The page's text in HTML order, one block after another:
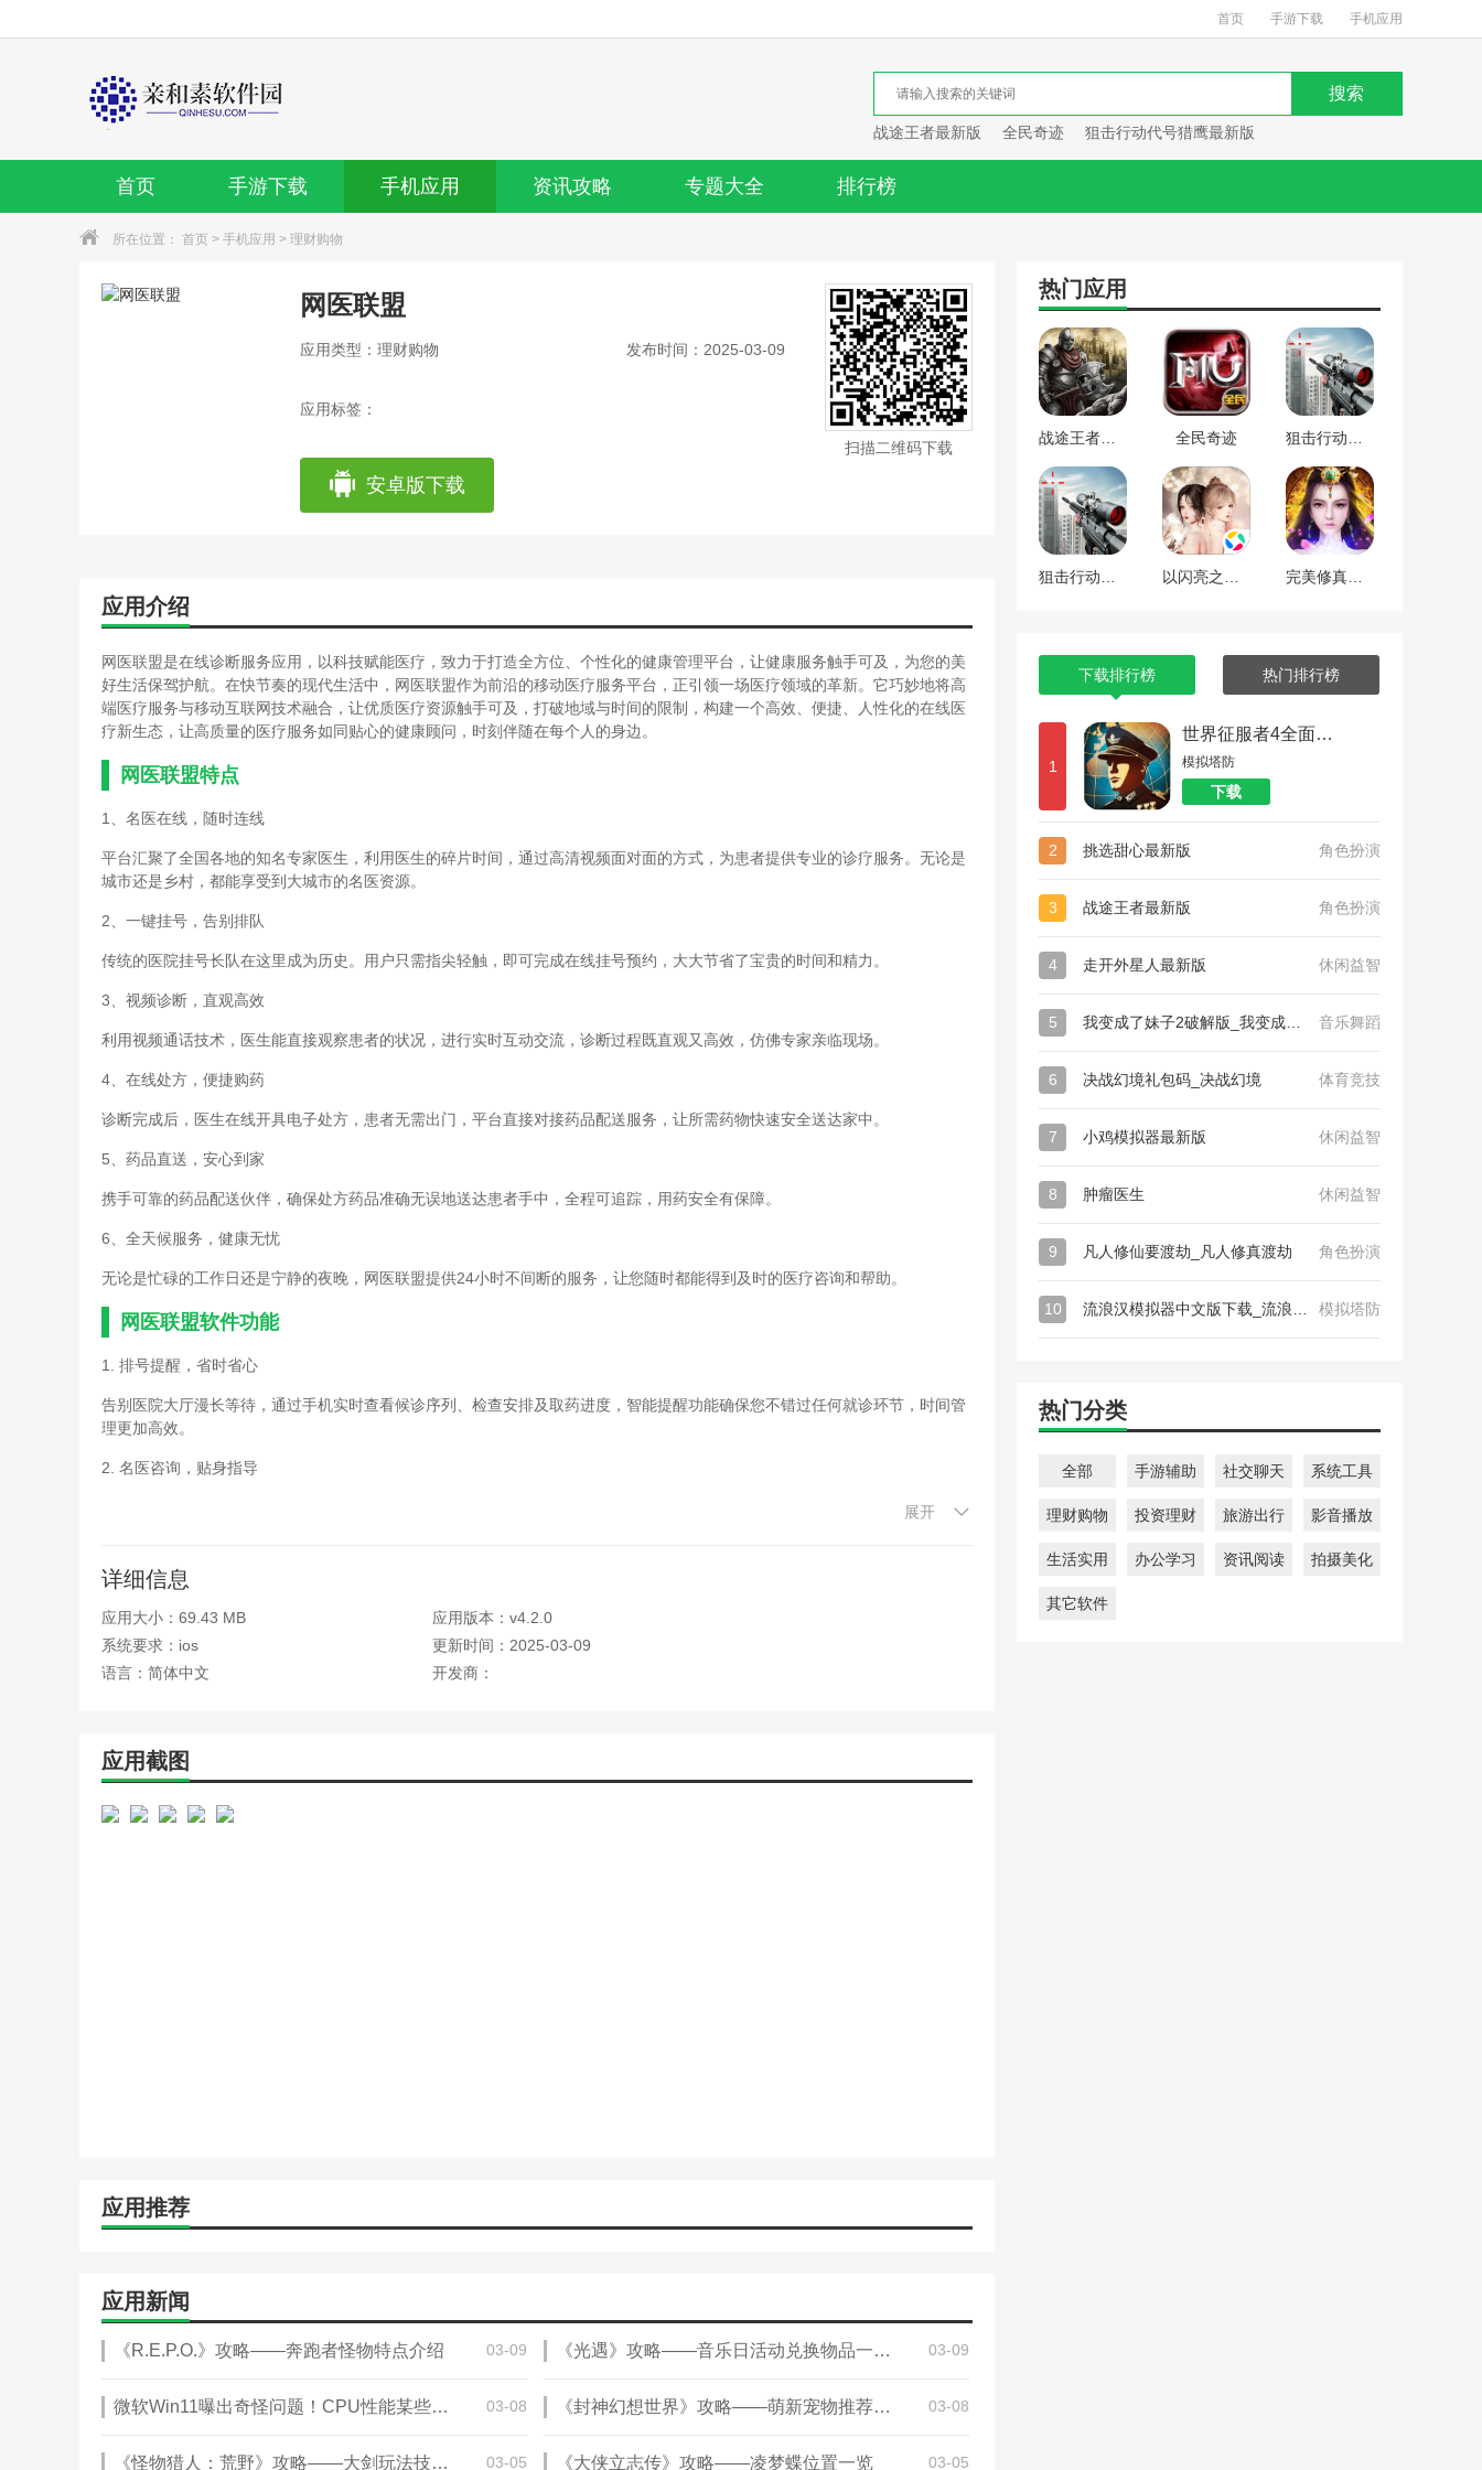
首页 手游下载 手机应用
战途王者最新版 全民奇迹 狙击行动代号猎鹰最新版
首页 手游下载 手机应用 资讯攻略 专题大全 排行榜
所在位置： 首页 > 手机应用 > 理财购物
网医联盟
应用类型：理财购物 发布时间：2025-03-09
应用标签：
安卓版下载
扫描二维码下载
应用介绍
网医联盟是在线诊断服务应用，以科技赋能医疗，致力于打造全方位、个性化的健康管理平台，让健康服务触手可及，为您的美
好生活保驾护航。在快节奏的现代生活中，网医联盟作为前沿的移动医疗服务平台，正引领一场医疗领域的革新。它巧妙地将高
端医疗服务与移动互联网技术融合，让优质医疗资源触手可及，打破地域与时间的限制，构建一个高效、便捷、人性化的在线医
疗新生态，让高质量的医疗服务如同贴心的健康顾问，时刻伴随在每个人的身边。
网医联盟特点
1、名医在线，随时连线
平台汇聚了全国各地的知名专家医生，利用医生的碎片时间，通过高清视频面对面的方式，为患者提供专业的诊疗服务。无论是
城市还是乡村，都能享受到大城市的名医资源。
2、一键挂号，告别排队
传统的医院挂号长队在这里成为历史。用户只需指尖轻触，即可完成在线挂号预约，大大节省了宝贵的时间和精力。
3、视频诊断，直观高效
利用视频通话技术，医生能直接观察患者的状况，进行实时互动交流，诊断过程既直观又高效，仿佛专家亲临现场。
4、在线处方，便捷购药
诊断完成后，医生在线开具电子处方，患者无需出门，平台直接对接药品配送服务，让所需药物快速安全送达家中。
5、药品直送，安心到家
携手可靠的药品配送伙伴，确保处方药品准确无误地送达患者手中，全程可追踪，用药安全有保障。
6、全天候服务，健康无忧
无论是忙碌的工作日还是宁静的夜晚，网医联盟提供24小时不间断的服务，让您随时都能得到及时的医疗咨询和帮助。
网医联盟软件功能
1. 排号提醒，省时省心
告别医院大厅漫长等待，通过手机实时查看候诊序列、检查安排及取药进度，智能提醒功能确保您不错过任何就诊环节，时间管
理更加高效。
2. 名医咨询，贴身指导
搭建患者与专家之间的直通桥梁，看病后可直接绑定主治医生，无论是病情追踪、康复咨询还是日常健康管理，均可随时随地与
3. 预约挂号，便捷高效
足不出户，动动手指即可在几分钟内完成专家号预约，彻底告别排队烦恼，让就医之路从起点就变得轻松顺畅。
4. 手机缴费，快速安全
5. 专业导诊，明明白白就医
茫。
应用特色
2、进入爱心义诊中，在规定时间将需要咨询的问题及时咨询
5、以移动互联网为基础实现了患者可以随时随地就诊，医生可以随时随地出诊
小编评价
展开
详细信息
应用大小：69.43 MB
应用版本：v4.2.0
系统要求：ios
更新时间：2025-03-09
语言：简体中文
开发商：
应用截图
应用推荐
应用新闻
《R.E.P.O.》攻略——奔跑者怪物特点介绍 03-09 《光遇》攻略——音乐日活动兑换物品一览2024 03-09
微软Win11曝出奇怪问题！CPU性能某些情况大幅下降 03-08 《封神幻想世界》攻略——萌新宠物推荐攻略 03-08
《怪物猎人：荒野》攻略——大剑玩法技巧分享 03-05 《大侠立志传》攻略——凌梦蝶位置一览 03-05
热门应用
全民奇迹
下载排行榜 热门排行榜
1
世界征服者4全面战争
模拟塔防
下载
2 挑选甜心最新版 角色扮演
3 战途王者最新版 角色扮演
4 走开外星人最新版 休闲益智
5 音乐舞蹈
6 决战幻境礼包码_决战幻境 体育竞技
7 小鸡模拟器最新版 休闲益智
8 肿瘤医生 休闲益智
9 凡人修仙要渡劫_凡人修真渡劫 角色扮演
10 模拟塔防
热门分类
全部 手游辅助 社交聊天 系统工具
理财购物 投资理财 旅游出行 影音播放
生活实用 办公学习 资讯阅读 拍摄美化
其它软件